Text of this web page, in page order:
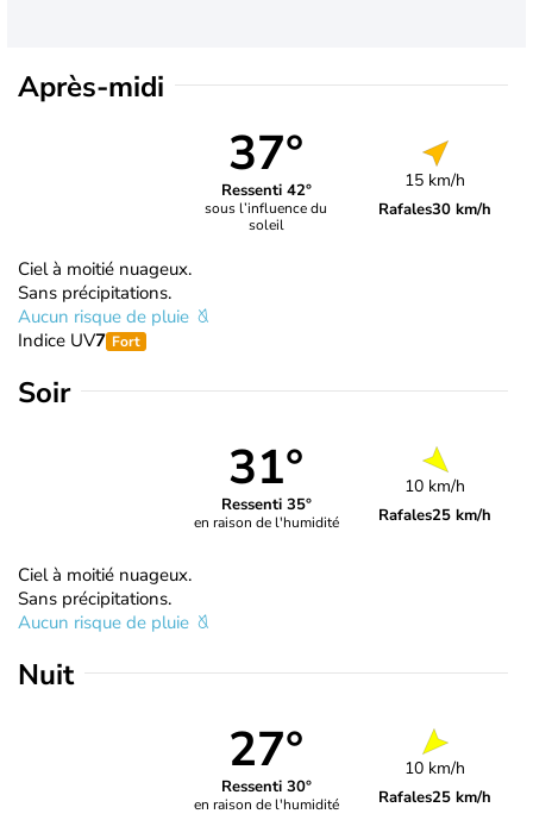
Après-midi
37°
Ressenti 42°
sous l’influence du
soleil
15 km/h
Rafales30 km/h
Ciel à moitié nuageux.
Sans précipitations.
Aucun risque de pluie
Indice UV7 Fort
Soir
31°
Ressenti 35°
en raison de l'humidité
10 km/h
Rafales25 km/h
Ciel à moitié nuageux.
Sans précipitations.
Aucun risque de pluie
Nuit
27°
Ressenti 30°
en raison de l'humidité
10 km/h
Rafales25 km/h